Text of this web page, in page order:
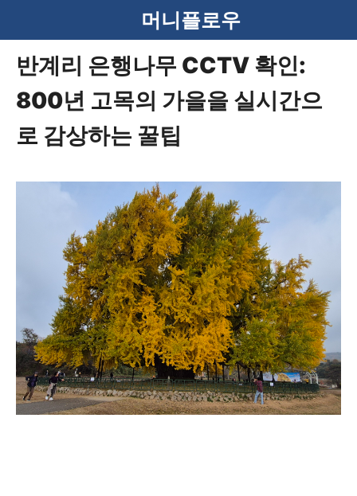
텐
머니플로우
반계리 은행나무 CCTV 확인:
800년 고목의 가을을 실시간으
로 감상하는 꿀팁